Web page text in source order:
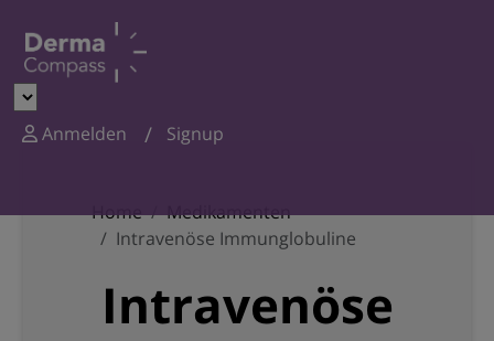
Anmelden Signup
Home
Medikamenten
Intravenöse Immunglobuline
Intravenöse